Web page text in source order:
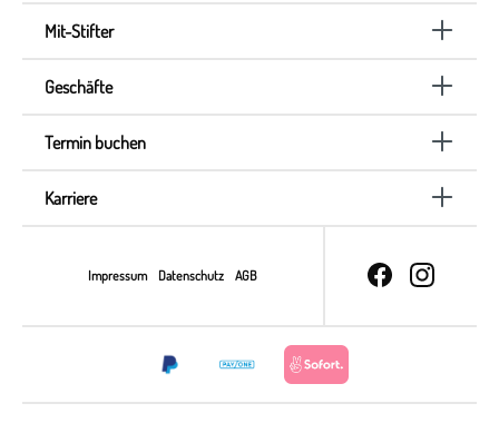
Mit-Stifter
Geschäfte
Termin buchen
Karriere
Impressum Datenschutz AGB